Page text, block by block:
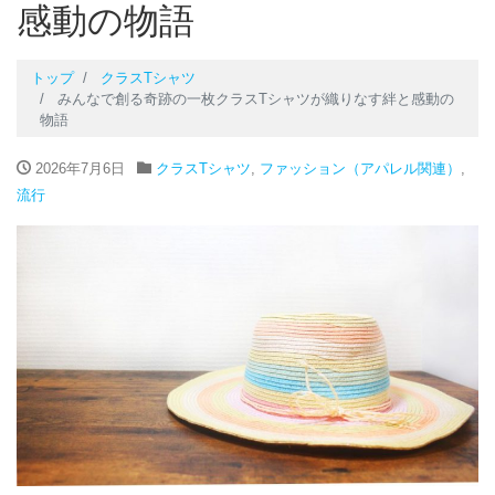
感動の物語
トップ
クラスTシャツ
みんなで創る奇跡の一枚クラスTシャツが織りなす絆と感動の
物語
2026年7月6日 クラスTシャツ, ファッション（アパレル関連） ,
流行